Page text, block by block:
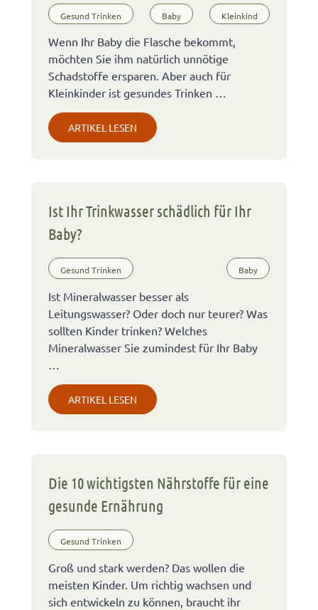
Gesund Trinken Baby Kleinkind
Wenn Ihr Baby die Flasche bekommt,
möchten Sie ihm natürlich unnötige
Schadstoffe ersparen. Aber auch für
Kleinkinder ist gesundes Trinken …
ARTIKEL LESEN
Ist Ihr Trinkwasser schädlich für Ihr
Baby?
Gesund Trinken Baby
Ist Mineralwasser besser als
Leitungswasser? Oder doch nur teurer? Was
sollten Kinder trinken? Welches
Mineralwasser Sie zumindest für Ihr Baby
ARTIKEL LESEN
Die 10 wichtigsten Nährstoffe für eine
gesunde Ernährung
Gesund Trinken
Groß und stark werden? Das wollen die
meisten Kinder. Um richtig wachsen und
sich entwickeln zu können, braucht ihr